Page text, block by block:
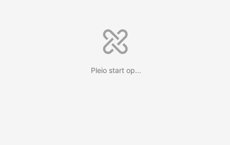
Pleio start op...